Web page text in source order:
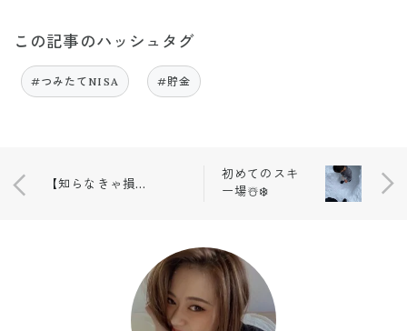
この記事のハッシュタグ
#つみたてNISA #貯金
【知らなきゃ損！】楽天リーベイツでお得にポイントを貯める方法
初めてのスキ
ー場☃️❄️